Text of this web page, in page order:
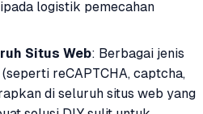
logistik pemecahan
Situs Web: Berbagai jenis
reCAPTCHA, captcha,
di seluruh situs web yang